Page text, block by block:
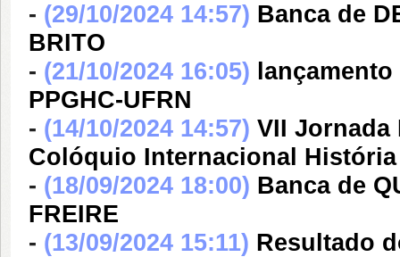
- (29/10/2024 14:57) Banca de
BRITO
- (21/10/2024 16:05)
PPGHC-UFRN
- (14/10/2024 14:57) VII Jornada
Colóquio Internacional
- (18/09/2024 18:00) Banca de
FREIRE
- (13/09/2024 15:11) Resultado